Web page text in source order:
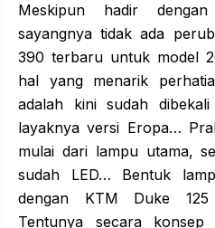
Meskipun hadir
sayangnya tidak ada
390 terbaru untuk model
hal yang menarik
adalah kini sudah
layaknya versi Eropa…
mulai dari lampu utama,
sudah LED… Bentuk
dengan KTM Duke
Tentunya secara konsep